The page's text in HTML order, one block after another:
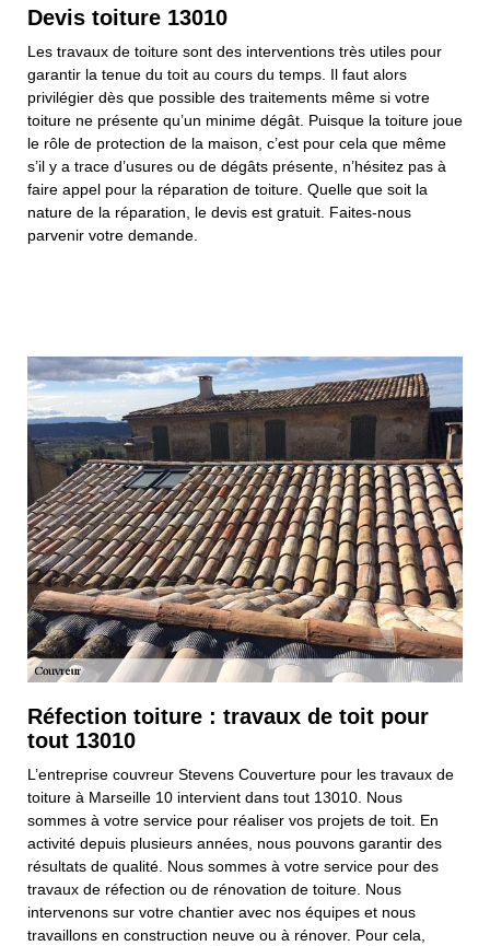
Devis toiture 13010
Les travaux de toiture sont des interventions très utiles pour
garantir la tenue du toit au cours du temps. Il faut alors
privilégier dès que possible des traitements même si votre
toiture ne présente qu’un minime dégât. Puisque la toiture joue
le rôle de protection de la maison, c’est pour cela que même
s’il y a trace d’usures ou de dégâts présente, n’hésitez pas à
faire appel pour la réparation de toiture. Quelle que soit la
nature de la réparation, le devis est gratuit. Faites-nous
parvenir votre demande.
Réfection toiture : travaux de toit pour
tout 13010
L’entreprise couvreur Stevens Couverture pour les travaux de
toiture à Marseille 10 intervient dans tout 13010. Nous
sommes à votre service pour réaliser vos projets de toit. En
activité depuis plusieurs années, nous pouvons garantir des
résultats de qualité. Nous sommes à votre service pour des
travaux de réfection ou de rénovation de toiture. Nous
intervenons sur votre chantier avec nos équipes et nous
travaillons en construction neuve ou à rénover. Pour cela,